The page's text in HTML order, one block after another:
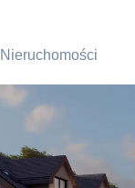
jak
rcm
nadużycia
Nieruchomości